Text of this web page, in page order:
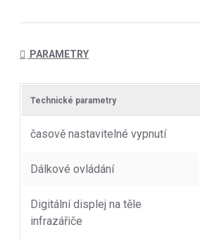
PARAMETRY
Technické parametry
časově nastavitelné vypnutí
Dálkové ovládání
Digitální displej na těle
infrazářiče